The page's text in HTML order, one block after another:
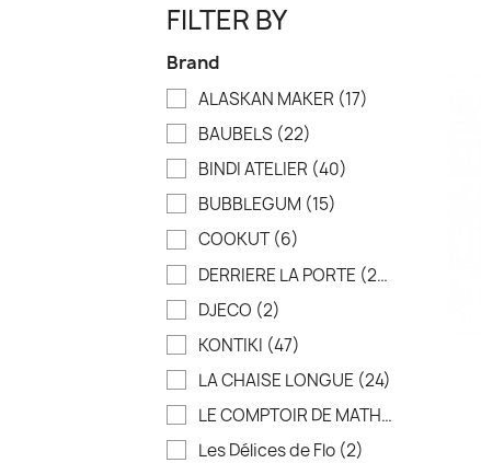
FILTER BY
Brand
ALASKAN MAKER (17)
BAUBELS (22)
BINDI ATELIER (40)
BUBBLEGUM (15)
COOKUT(6)
DERRIERE LA PORTE (244)
DJECO (2)
KONTIKI (47)
LA CHAISE LONGUE (24)
LE COMPTOIR DE MATHILDE
Les Délices de Flo (2)